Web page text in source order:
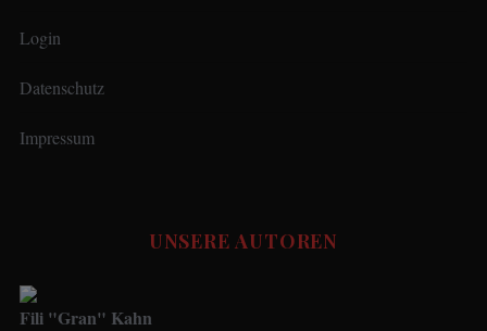
Login
Datenschutz
Impressum
UNSERE AUTOREN
Fili "Gran" Kahn